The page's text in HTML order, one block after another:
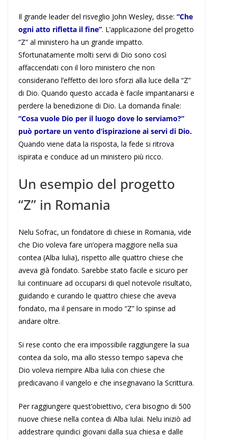
Il grande leader del risveglio John Wesley, disse: “Che
ogni atto rifletta il fine”. L’applicazione del progetto
“Z” al ministero ha un grande impatto.
Sfortunatamente molti servi di Dio sono così
affaccendati con il loro ministero che non
considerano l’effetto dei loro sforzi alla luce della “Z”
di Dio. Quando questo accada è facile impantanarsi e
perdere la benedizione di Dio. La domanda finale:
“Cosa vuole Dio per il luogo dove lo serviamo?”
può portare un vento d’ispirazione ai servi di Dio.
Quando viene data la risposta, la fede si ritrova
ispirata e conduce ad un ministero più ricco.
Un esempio del progetto
“Z” in Romania
Nelu Sofrac, un fondatore di chiese in Romania, vide
che Dio voleva fare un’opera maggiore nella sua
contea (Alba Iulia), rispetto alle quattro chiese che
aveva già fondato. Sarebbe stato facile e sicuro per
lui continuare ad occuparsi di quel notevole risultato,
guidando e curando le quattro chiese che aveva
fondato, ma il pensare in modo “Z” lo spinse ad
andare oltre.
Si rese conto che era impossibile raggiungere la sua
contea da solo, ma allo stesso tempo sapeva che
Dio voleva riempire Alba Iulia con chiese che
predicavano il vangelo e che insegnavano la Scrittura.
Per raggiungere quest’obiettivo, c’era bisogno di 500
nuove chiese nella contea di Alba Iulai. Nelu iniziò ad
addestrare quindici giovani dalla sua chiesa e dalle